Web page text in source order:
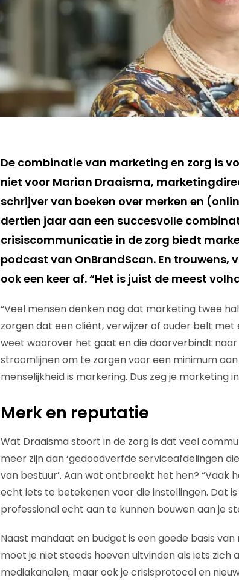
De combinatie van marketing en zorg is
niet voor Marian Draaisma,
schrijver van boeken over merken en
dertien jaar aan een succesvolle
crisiscommunicatie in de zorg biedt
podcast van OnBrandScan. En trouwens,
ook een keer af. “Het is juist de meest
“Veel mensen denken nog dat marketing twee
zorgen dat een cliënt, verwijzer of ouder belt met
weet waarover het gaat en die doorverbindt
stroomlijnen om te zorgen voor een minimum
menselijkheid is markering. Dus zeg je marketing
Merk en reputatie
Wat Draaisma stoort in de zorg is dat veel
meer zijn dan ‘gedoodverfde serviceafdelingen
van bestuur’. Aan wat ontbreekt het hen? “Vaak
echt iets te betekenen voor die instellingen. Dat
professional echt aan te kunnen bouwen aan je
Naast mandaat en budget is een goede basis
moet je niet steeds hoeven uitvinden als iets zich
mediakanalen, maar ook je crisisprotocol en